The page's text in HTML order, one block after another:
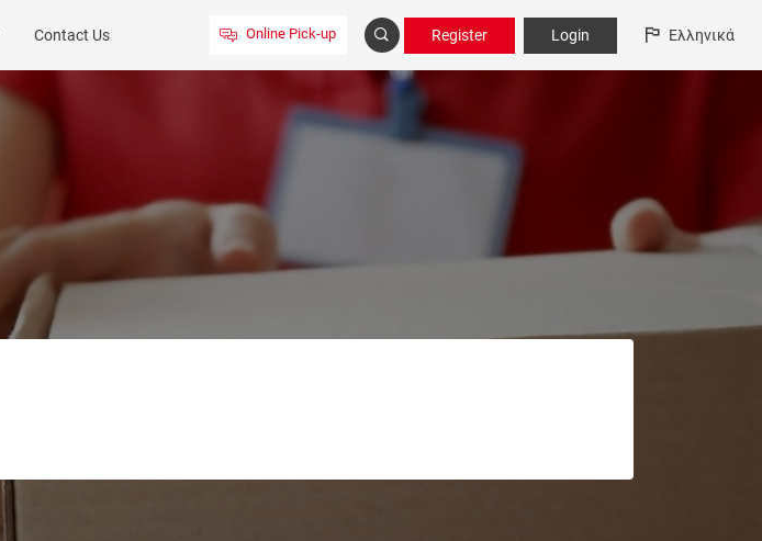
Contact Us Online Pick-up Register Login Ελληνικά